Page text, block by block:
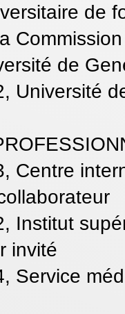
de
de
Université
Centre
Institut
invité
Service